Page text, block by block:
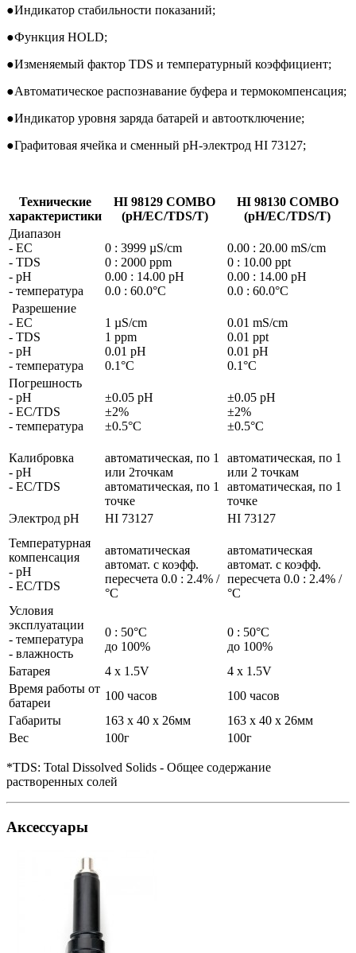
●Индикатор стабильности показаний;
●Функция HOLD;
●Изменяемый фактор TDS и температурный коэффициент;
●Автоматическое распознавание буфера и термокомпенсация;
●Индикатор уровня заряда батарей и автоотключение;
●Графитовая ячейка и сменный pH-электрод HI 73127;
Технические
характеристики
HI 98129 COMBO
(pH/EC/TDS/T)
HI 98130 COMBO
(pH/EC/TDS/T)
Диапазон
- EC
- TDS
- pH
- температура
0 : 3999 µS/cm
0 : 2000 ppm
0.00 : 14.00 pH
0.0 : 60.0°C
0.00 : 20.00 mS/cm
0 : 10.00 ppt
0.00 : 14.00 pH
0.0 : 60.0°C
Разрешение
- EC
- TDS
- pH
- температура
1 µS/cm
1 ppm
0.01 pH
0.1°C
0.01 mS/cm
0.01 ppt
0.01 pH
0.1°C
Погрешность
- pH
- EC/TDS
- температура
±0.05 pH
±2%
±0.5°C
±0.05 pH
±2%
±0.5°C
Калибровка
- pH
- EC/TDS
автоматическая, по 1
или 2точкам
автоматическая, по 1
точке
автоматическая, по 1
или 2 точкам
автоматическая, по 1
точке
Электрод pH
HI 73127
HI 73127
Температурная
компенсация
- pH
- EC/TDS
автоматическая
автомат. с коэфф.
пересчета 0.0 : 2.4% /
°C
автоматическая
автомат. с коэфф.
пересчета 0.0 : 2.4% /
°C
Условия
эксплуатации
- температура
- влажность
0 : 50°C
до 100%
0 : 50°C
до 100%
Батарея
4 x 1.5V
4 x 1.5V
Время работы от
батареи
100 часов
100 часов
Габариты
163 x 40 x 26мм
163 x 40 x 26мм
Вес
100г 100г
*TDS: Total Dissolved Solids - Общее содержание
растворенных солей
Аксессуары